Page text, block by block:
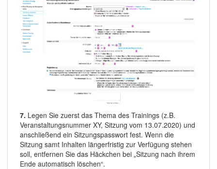
7. Legen Sie zuerst das Thema des Trainings (z.B.
Veranstaltungsnummer XY, Sitzung vom 13.07.2020) und
anschließend ein Sitzungspasswort fest. Wenn die
Sitzung samt Inhalten längerfristig zur Verfügung stehen
soll, entfernen Sie das Häckchen bei „Sitzung nach ihrem
Ende automatisch löschen“.